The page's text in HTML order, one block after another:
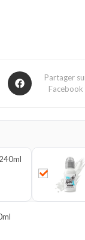
Partager
Facebook